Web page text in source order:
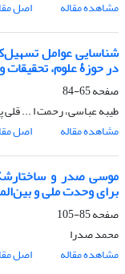
مشاهده مقاله
اصل
شناسایی عوامل
در حوزۀ علوم، تحقیقات
صفحه65-84
طیبه عباسی، رحمت ا ... قلی
مشاهده مقاله
اصل
موسی صدر و
برای وحدت ملی و
صفحه85-105
محمد صدرا
مشاهده مقاله
اصل